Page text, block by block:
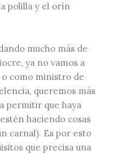
polilla y el orín
mucho más de
ya no vamos a
como ministro de
queremos más
permitir que haya
haciendo cosas
carnal). Es por esto
que precisa una